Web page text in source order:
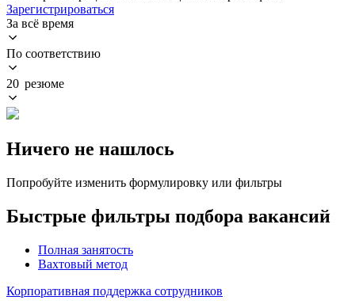
Зарегистрироваться
За всё время
По соответствию
20 резюме
Ничего не нашлось
Попробуйте изменить формулировку или фильтры
Быстрые фильтры подбора вакансий
Полная занятость
Вахтовый метод
Корпоративная поддержка сотрудников